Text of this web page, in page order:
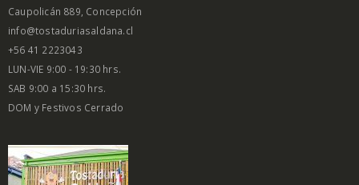
Caupolicán 889, Concepción
info@tostaduriasaldana.cl
+56 41 2223043
LUN-VIE 9:00 - 19:30 hrs.
SAB 9:00 a 15:30 hrs.
DOM y Festivos Cerrado